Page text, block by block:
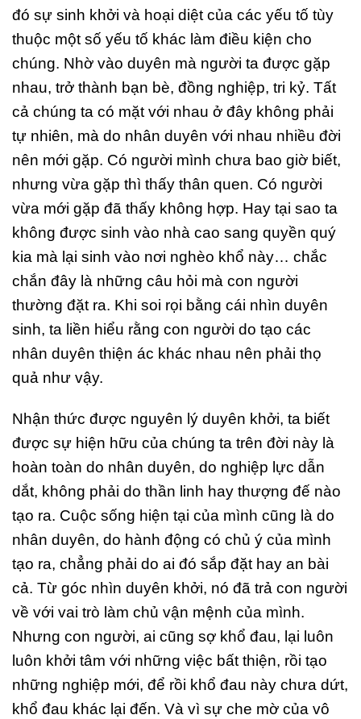
đó sự sinh khởi và hoại diệt của các yếu tố tùy
thuộc một số yếu tố khác làm điều kiện cho
chúng. Nhờ vào duyên mà người ta được gặp
nhau, trở thành bạn bè, đồng nghiệp, tri kỷ. Tất
cả chúng ta có mặt với nhau ở đây không phải
tự nhiên, mà do nhân duyên với nhau nhiều đời
nên mới gặp. Có người mình chưa bao giờ biết,
nhưng vừa gặp thì thấy thân quen. Có người
vừa mới gặp đã thấy không hợp. Hay tại sao ta
không được sinh vào nhà cao sang quyền quý
kia mà lại sinh vào nơi nghèo khổ này… chắc
chắn đây là những câu hỏi mà con người
thường đặt ra. Khi soi rọi bằng cái nhìn duyên
sinh, ta liền hiểu rằng con người do tạo các
nhân duyên thiện ác khác nhau nên phải thọ
quả như vậy.
Nhận thức được nguyên lý duyên khởi, ta biết
được sự hiện hữu của chúng ta trên đời này là
hoàn toàn do nhân duyên, do nghiệp lực dẫn
dắt, không phải do thần linh hay thượng đế nào
tạo ra. Cuộc sống hiện tại của mình cũng là do
nhân duyên, do hành động có chủ ý của mình
tạo ra, chẳng phải do ai đó sắp đặt hay an bài
cả. Từ góc nhìn duyên khởi, nó đã trả con người
về với vai trò làm chủ vận mệnh của mình.
Nhưng con người, ai cũng sợ khổ đau, lại luôn
luôn khởi tâm với những việc bất thiện, rồi tạo
những nghiệp mới, để rồi khổ đau này chưa dứt,
khổ đau khác lại đến. Và vì sự che mờ của vô